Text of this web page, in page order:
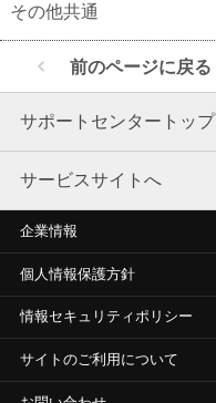
その他共通
前のページに戻る
サポートセンタートップ
サービスサイトへ
企業情報
個人情報保護方針
情報セキュリティポリシー
サイトのご利用について